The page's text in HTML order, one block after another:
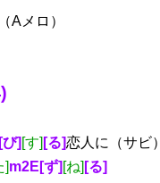
Aメロ）
[び] [す] [る]恋人に（サビ）
]m2E[ず] [ね] [る]